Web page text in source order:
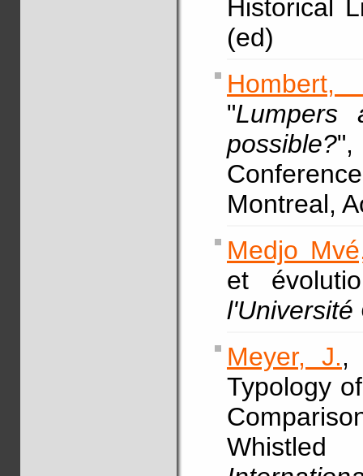
Historical
(ed)
Hombert,
"
possible?
Montreal,
Medjo
et
l'Université
Meyer, J.,
Typology